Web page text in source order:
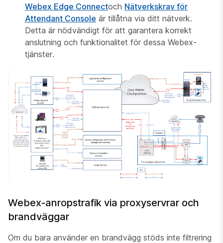
Webex Edge Connectoch Nätverkskrav för
Attendant Console är tillåtna via ditt nätverk.
Detta är nödvändigt för att garantera korrekt
anslutning och funktionalitet för dessa Webex-
tjänster.
Webex-anropstrafik via proxyservrar och
brandväggar
Om du bara använder en brandvägg stöds inte filtrering